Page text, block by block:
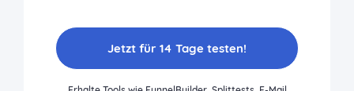
Jetzt für 14 Tage testen!